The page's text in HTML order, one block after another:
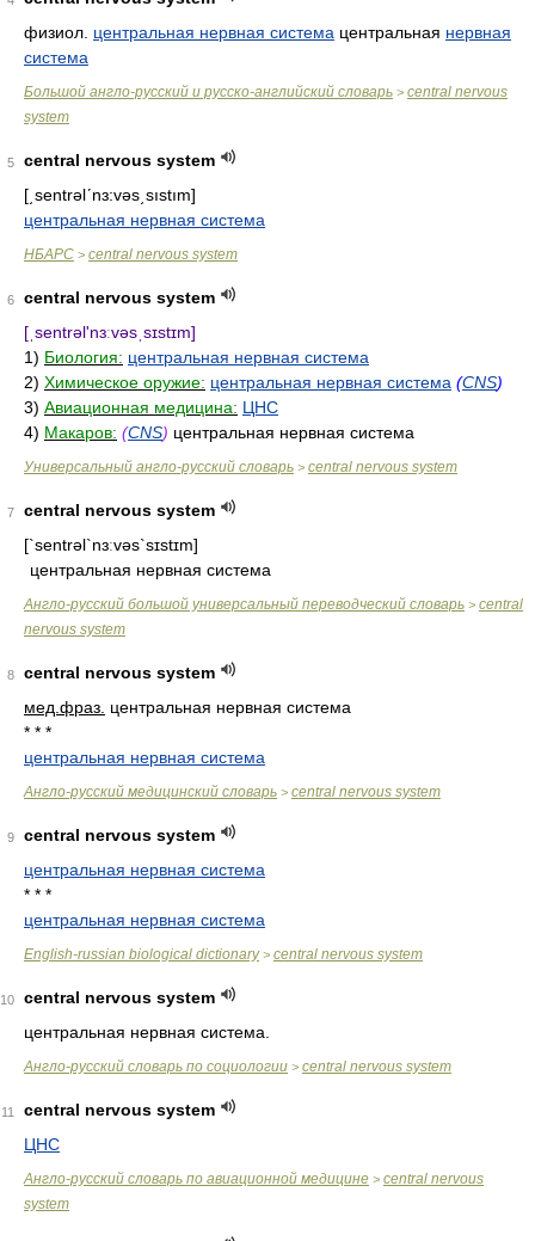
физиол. центральная нервная система центральная нервная
система
Большой англо-русский и русско-английский словарь > central nervous
system
5
central nervous system
[͵sentrəlʹnɜ:vəs͵sıstım]
центральная нервная система
НБАРС > central nervous system
6
central nervous system
[ˌsentrəl'nɜːvəsˌsɪstɪm]
1) Биология: центральная нервная система
2) Химическое оружие: центральная нервная система (CNS)
3) Авиационная медицина: ЦНС
4) Макаров: (CNS) центральная нервная система
Универсальный англо-русский словарь > central nervous system
7
central nervous system
[`sentrəl`nɜːvəs`sɪstɪm]
центральная нервная система
Англо-русский большой универсальный переводческий словарь > central
nervous system
8
central nervous system
мед. фраз. центральная нервная система
* * *
центральная нервная система
Англо-русский медицинский словарь > central nervous system
9
central nervous system
центральная нервная система
* * *
центральная нервная система
English-russian biological dictionary> central nervous system
10
central nervous system
центральная нервная система.
Англо-русский словарь по социологии > central nervous system
11
central nervous system
ЦНС
Англо-русский словарь по авиационной медицине > central nervous
system